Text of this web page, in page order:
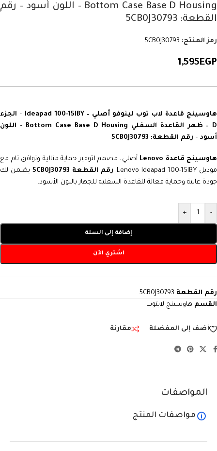
Bottom Case Base D Housing – اللون أسود – رقم
القطعة: 5CB0J30793
رمز المنتج: 5CB0J30793
1,595EGP
هاوسينج قاعدة لاب توب لينوفو أصلي – Ideapad 100-15IBY – الجزء
D – ظهر القاعدة السفلي Bottom Case Base D Housing
– اللون
أسود – رقم القطعة: 5CB0J30793
هاوسينج قاعدة Lenovo
أصلي، مصمم لتوفير حماية مثالية وتوافق تام مع
موديل Lenovo Ideapad 100-15IBY.
رقم القطعة 5CB0J30793
يضمن لك
جودة عالية وحماية فعالة للقاعدة السفلية للجهاز باللون الأسود.
-
+
إضافة إلى السلة
اشتري الآن
رقم القطعة 5CB0J30793
القسم هاوسينج لابتوب
أضف إلى المفضلة مقارنة
المواصفات
مواصفات المنتج